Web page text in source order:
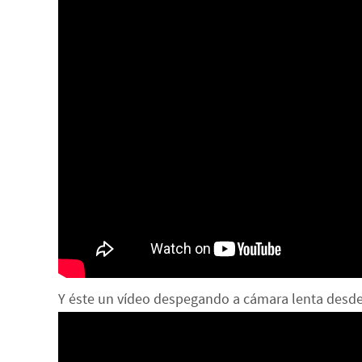
Y éste un vídeo despegando a cámara lenta